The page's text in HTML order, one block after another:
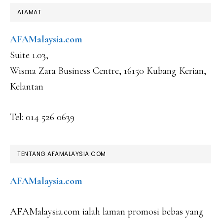
FOOTER
ALAMAT
AFAMalaysia.com
Suite 1.03,
Wisma Zara Business Centre, 16150 Kubang Kerian,
Kelantan
Tel: 014 526 0639
TENTANG AFAMALAYSIA.COM
AFAMalaysia.com
AFAMalaysia.com ialah laman promosi bebas yang